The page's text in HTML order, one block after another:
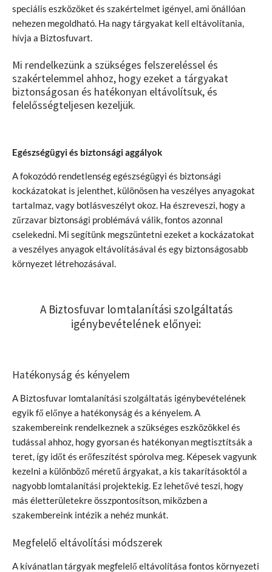
speciális eszközöket és szakértelmet igényel, ami önállóan
nehezen megoldható. Ha nagy tárgyakat kell eltávolítania,
hívja a Biztosfuvart.
Mi rendelkezünk a szükséges felszereléssel és
szakértelemmel ahhoz, hogy ezeket a tárgyakat
biztonságosan és hatékonyan eltávolítsuk, és
felelősségteljesen kezeljük.
Egészségügyi és biztonsági aggályok
A fokozódó rendetlenség egészségügyi és biztonsági
kockázatokat is jelenthet, különösen ha veszélyes anyagokat
tartalmaz, vagy botlásveszélyt okoz. Ha észreveszi, hogy a
zűrzavar biztonsági problémává válik, fontos azonnal
cselekedni. Mi segítünk megszüntetni ezeket a kockázatokat
a veszélyes anyagok eltávolításával és egy biztonságosabb
környezet létrehozásával.
A Biztosfuvar lomtalanítási szolgáltatás
igénybevételének előnyei:
Hatékonyság és kényelem
A Biztosfuvar lomtalanítási szolgáltatás igénybevételének
egyik fő előnye a hatékonyság és a kényelem. A
szakembereink rendelkeznek a szükséges eszközökkel és
tudással ahhoz, hogy gyorsan és hatékonyan megtisztítsák a
teret, így időt és erőfeszítést spórolva meg. Képesek vagyunk
kezelni a különböző méretű árgyakat, a kis takarításoktól a
nagyobb lomtalanítási projektekig. Ez lehetővé teszi, hogy
más életterületekre összpontosítson, miközben a
szakembereink intézik a nehéz munkát.
Megfelelő eltávolítási módszerek
A kívánatlan tárgyak megfelelő eltávolítása fontos környezeti